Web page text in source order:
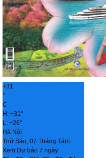
+31
°
C
H: +31°
L: +26°
Hà Nội
Thứ Sáu, 07 Tháng Tám
Xem Dự báo 7 ngày